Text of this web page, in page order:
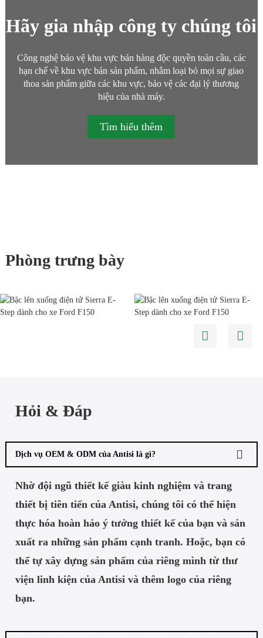
Hãy gia nhập công ty chúng tôi
Công nghệ bảo vệ khu vực bán hàng độc quyền toàn cầu, các
hạn chế về khu vực bán sản phẩm, nhằm loại bỏ mọi sự giao
thoa sản phẩm giữa các khu vực, bảo vệ các đại lý thương
hiệu của nhà máy.
Tìm hiểu thêm
Phòng trưng bày
Hỏi & Đáp
Dịch vụ OEM & ODM của Antisi là gì?
Nhờ đội ngũ thiết kế giàu kinh nghiệm và trang
thiết bị tiên tiến của Antisi, chúng tôi có thể hiện
thực hóa hoàn hảo ý tưởng thiết kế của bạn và sản
xuất ra những sản phẩm cạnh tranh. Hoặc, bạn có
thể tự xây dựng sản phẩm của riêng mình từ thư
viện linh kiện của Antisi và thêm logo của riêng
bạn.